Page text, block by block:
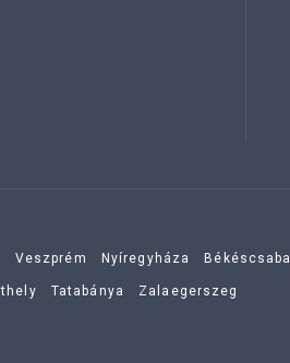
Veszprém Nyíregyháza Békéscsaba
Tatabánya Zalaegerszeg